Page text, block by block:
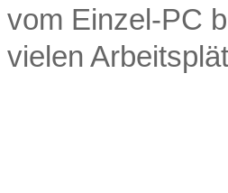
vom Einzel-PC
vielen